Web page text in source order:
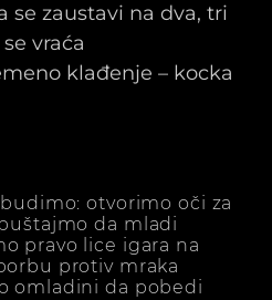
se zaustavi na dva, tri
vraća
klađenje – kocka
otvorimo oči za
da mladi
pravo lice igara na
protiv mraka
omladini da pobedi